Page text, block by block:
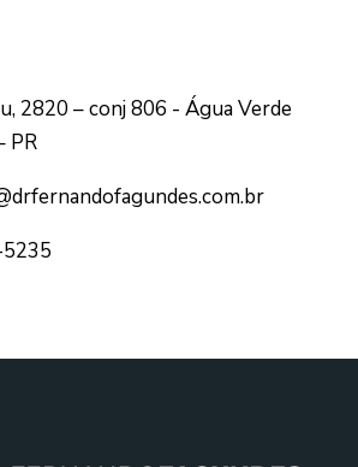
2820 – conj 806 - Água Verde
PR